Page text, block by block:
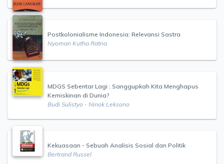
Postkolonialisme Indonesia: Relevansi Sastra
Nyoman Kutha Ratna
MDGS Sebentar Lagi : Sanggupkah Kita Menghapus
Kemiskinan di Dunia?
Budi Sulistyo - Ninok Leksono
Kekuasaan - Sebuah Analisis Sosial dan Politik
Bertrand Russel